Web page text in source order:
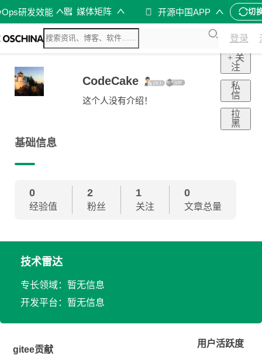
研发效能 媒体矩阵 开源中国APP 切
登录
CodeCake
这个人没有介绍！
+ 关
注
私
信
拉
黑
基础信息
0
经验值
2
粉丝
1
关注
0
文章总量
技术雷达
专长领域：暂无信息
开发平台：暂无信息
gitee贡献
用户活跃度